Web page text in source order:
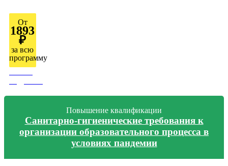
От
1893
₽
за всю
программу
Повышение квалификации
Санитарно-гигиенические требования к
организации образовательного процесса в
условиях пандемии